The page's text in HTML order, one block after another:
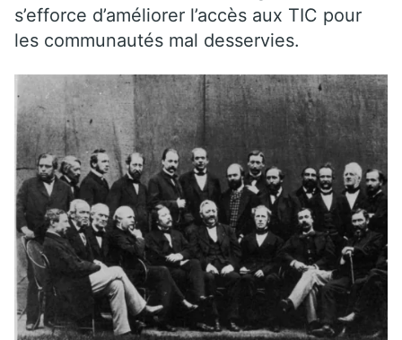
s’efforce d’améliorer l’accès aux TIC pour
les communautés mal desservies.